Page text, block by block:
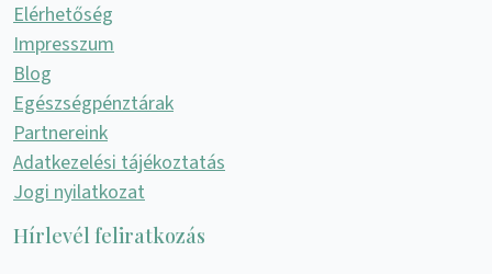
Elérhetőség
Impresszum
Blog
Egészségpénztárak
Partnereink
Adatkezelési tájékoztatás
Jogi nyilatkozat
Hírlevél feliratkozás